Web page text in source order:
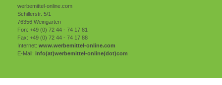
werbemittel-online.com
Schillerstr. 5/1
76356 Weingarten
Fon: +49 (0) 72 44 - 74 17 81
Fax: +49 (0) 72 44 - 74 17 88
Internet: www.werbemittel-online.com
E-Mail: info(at)werbemittel-online(dot)com